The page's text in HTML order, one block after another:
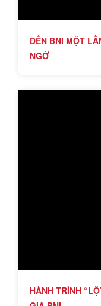
ĐẾN BNI MỘT
NGỜ
HÀNH TRÌNH